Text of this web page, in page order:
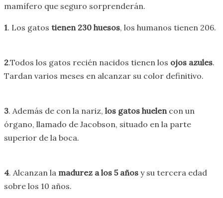
mamífero que seguro sorprenderán.
1. Los gatos tienen 230 huesos, los humanos tienen 206.
2.Todos los gatos recién nacidos tienen los ojos azules.
Tardan varios meses en alcanzar su color definitivo.
3. Además de con la nariz, los gatos huelen con un
órgano, llamado de Jacobson, situado en la parte
superior de la boca.
4. Alcanzan la madurez a los 5 años y su tercera edad
sobre los 10 años.